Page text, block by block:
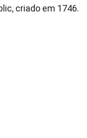
criado em 1746.